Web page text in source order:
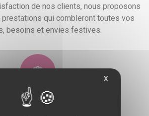
de nos clients, nous proposons
prestations qui combleront toutes vos
besoins et envies festives.
Devis gratuit
X